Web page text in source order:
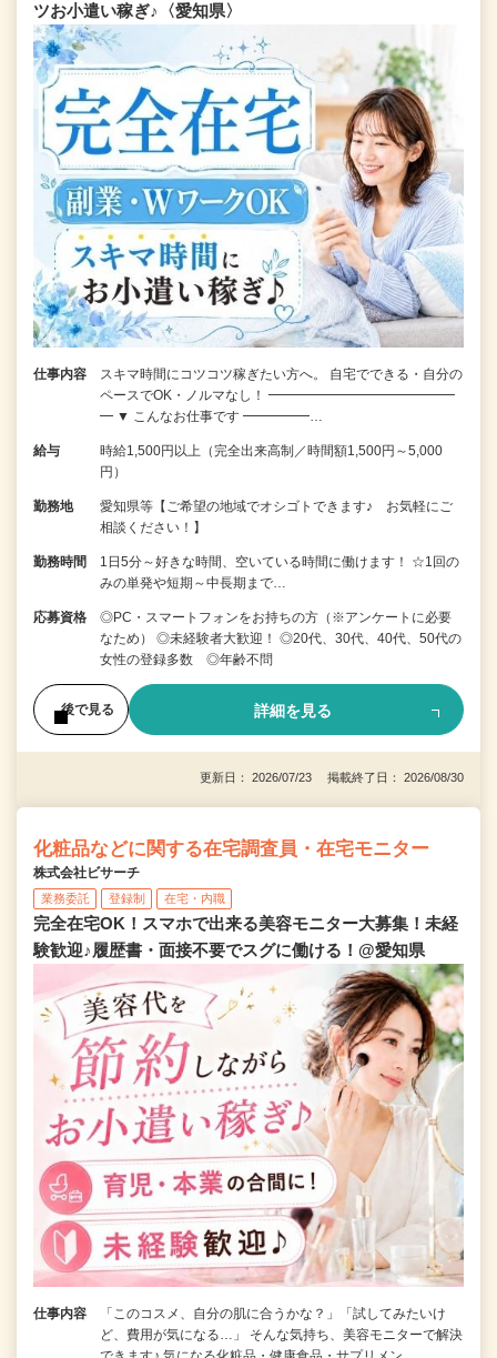
ツお小遣い稼ぎ♪〈愛知県〉
仕事内容
スキマ時間にコツコツ稼ぎたい方へ。 自宅でできる・自分の
ペースでOK・ノルマなし！ ━━━━━━━━━━━━━━
━ ▼ こんなお仕事です ━━━━━…
給与
時給1,500円以上（完全出来高制／時間額1,500円～5,000
円）
勤務地
愛知県等【ご希望の地域でオシゴトできます♪ お気軽にご
相談ください！】
勤務時間
1日5分～好きな時間、空いている時間に働けます！ ☆1回の
みの単発や短期～中長期まで…
応募資格
◎PC・スマートフォンをお持ちの方（※アンケートに必要
なため） ◎未経験者大歓迎！ ◎20代、30代、40代、50代の
女性の登録多数 ◎年齢不問
後で見る 詳細を見る
更新日： 2026/07/23 掲載終了日： 2026/08/30
化粧品などに関する在宅調査員・在宅モニター
株式会社ビサーチ
業務委託 登録制 在宅・内職
完全在宅OK！スマホで出来る美容モニター大募集！未経
験歓迎♪履歴書・面接不要でスグに働ける！@愛知県
仕事内容
「このコスメ、自分の肌に合うかな？」「試してみたいけ
ど、費用が気になる…」 そんな気持ち、美容モニターで解決